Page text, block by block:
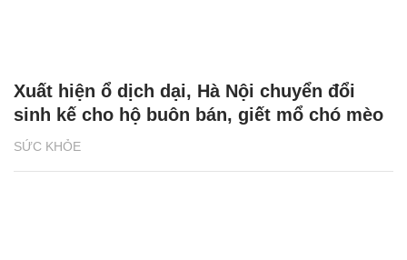
SỨC KHỎE
Xuất hiện ổ dịch dại, Hà Nội chuyển đổi
sinh kế cho hộ buôn bán, giết mổ chó mèo